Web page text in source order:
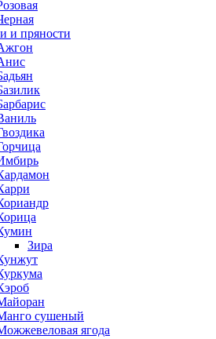
и пряности
Зира
сушеный
ягода